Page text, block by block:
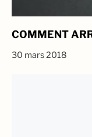
COMMENT
30 mars 2018